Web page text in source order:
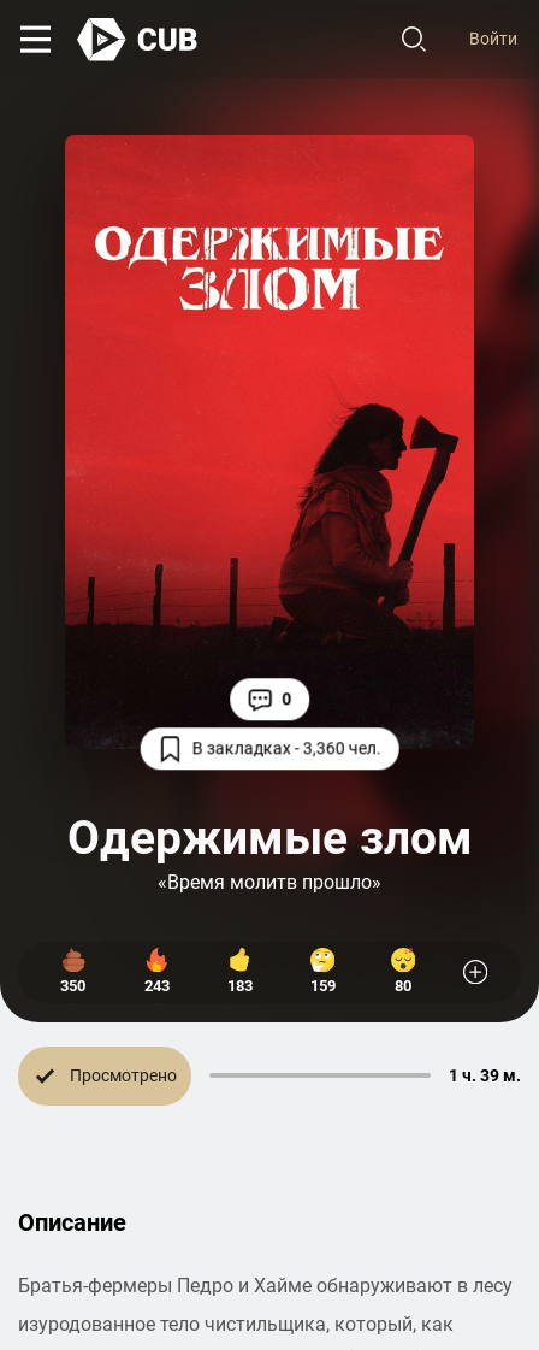
Войти
В закладках - 3,360 чел.
0
Одержимые злом
«Время молитв прошло»
350 243 183 159 80
Просмотрено 1 ч. 39 м.
Описание
Братья-фермеры Педро и Хайме обнаруживают в лесу
изуродованное тело чистильщика, который, как